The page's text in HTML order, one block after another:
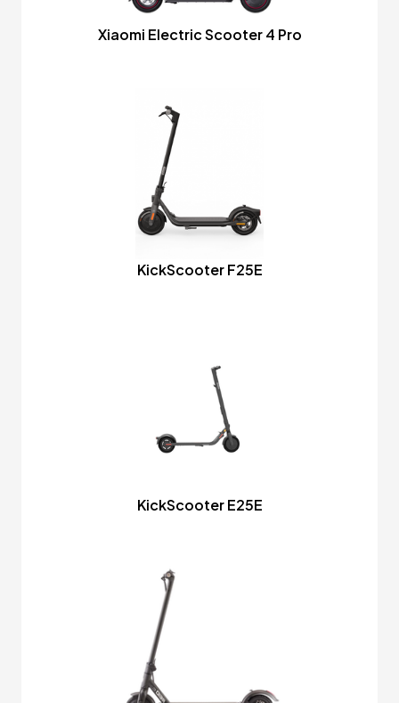
Xiaomi Electric Scooter 4 Pro
KickScooter F25E
KickScooter E25E